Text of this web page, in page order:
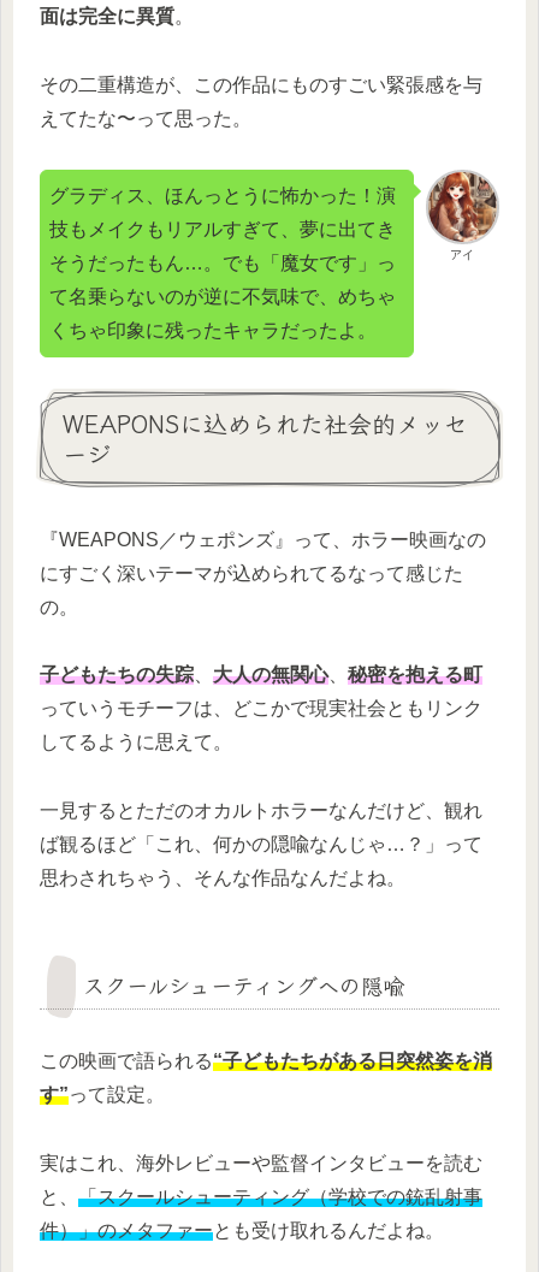
面は完全に異質。
その二重構造が、この作品にものすごい緊張感を与
えてたな〜って思った。
アイ
グラディス、ほんっとうに怖かった！演
技もメイクもリアルすぎて、夢に出てき
そうだったもん…。でも「魔女です」っ
て名乗らないのが逆に不気味で、めちゃ
くちゃ印象に残ったキャラだったよ。
WEAPONSに込められた社会的メッセ
ージ
『WEAPONS／ウェポンズ』って、ホラー映画なの
にすごく深いテーマが込められてるなって感じた
の。
子どもたちの失踪、 大人の無関心、 秘密を抱える町
っていうモチーフは、どこかで現実社会ともリンク
してるように思えて。
一見するとただのオカルトホラーなんだけど、観れ
ば観るほど「これ、何かの隠喩なんじゃ…？」って
思わされちゃう、そんな作品なんだよね。
スクールシューティングへの隠喩
この映画で語られる“子どもたちがある日突然姿を消
す”って設定。
実はこれ、海外レビューや監督インタビューを読む
と、 「スクールシューティング（学校での銃乱射事
件）」のメタファーとも受け取れるんだよね。